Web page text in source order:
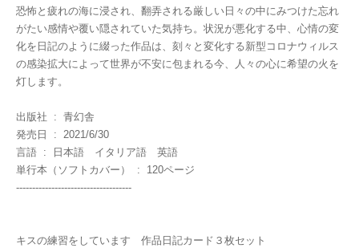
恐怖と疲れの海に浸され、翻弄される厳しい日々の中にみつけた忘れ
がたい感情や覆い隠されていた気持ち。状況が悪化する中、心情の変
化を日記のように綴った作品は、刻々と変化する新型コロナウィルス
の感染拡大によって世界が不安に包まれる今、人々の心に希望の火を
灯します。
出版社 ‏ : ‎ 青幻舎
発売日 ‏ : ‎ 2021/6/30
言語 ‏ : ‎ 日本語 イタリア語 英語
単行本（ソフトカバー） ‏ : ‎ 120ページ
------------------------------------
キスの練習をしています 作品日記カード３枚セット